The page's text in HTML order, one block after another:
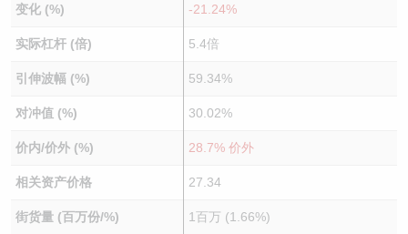
变化 (%) -21.24%
实际杠杆 (倍) 5.4倍
引伸波幅 (%) 59.34%
对冲值 (%) 30.02%
价内/价外 (%) 28.7% 价外
相关资产价格 27.34
街货量 (百万份/%) 1百万 (1.66%)